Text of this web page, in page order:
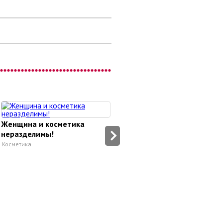
Женщина и косметика
неразделимы!
Косметика